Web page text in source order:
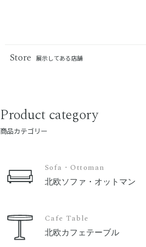
Store 展示してある店舗
Product category
商品カテゴリー
Sofa・Ottoman
北欧ソファ・オットマン
Cafe Table
北欧カフェテーブル